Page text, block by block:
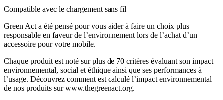
Compatible avec le chargement sans fil
Green Act a été pensé pour vous aider à faire un choix plus
responsable en faveur de l’environnement lors de l’achat d’un
accessoire pour votre mobile.
Chaque produit est noté sur plus de 70 critères évaluant son impact
environnemental, social et éthique ainsi que ses performances à
l’usage. Découvrez comment est calculé l’impact environnemental
de nos produits sur www.thegreenact.org.